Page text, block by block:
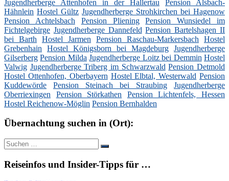
Jugendherberge Attenhofen in der Hallertau
Pension Alsbach-
Hähnlein Hostel Gültz Jugendherberge Strohkirchen bei Hagenow
Pension Achtelsbach
Pension Pliening
Pension Wunsiedel im
Fichtelgebirge Jugendherberge Dannefeld Pension Bartelshagen II
bei Barth
Hostel Jarmen Pension Raschau-Markersbach
Hostel
Grebenhain
Hostel Königsborn bei Magdeburg Jugendherberge
Gilserberg Pension Milda Jugendherberge Loitz bei Demmin Hostel
Valwig Jugendherberge Triberg im Schwarzwald Pension Detmold
Hostel Ottenhofen, Oberbayern Hostel Elbtal, Westerwald Pension
Kuddewörde
Pension Steinach bei Straubing
Jugendherberge
Oberriexingen
Pension Störkathen
Pension Lichtenfels, Hessen
Hostel Reichenow-Möglin Pension Bernhalden
Übernachtung suchen in (Ort):
Suche
nach:
Suchen
Reiseinfos und Insider-Tipps für …